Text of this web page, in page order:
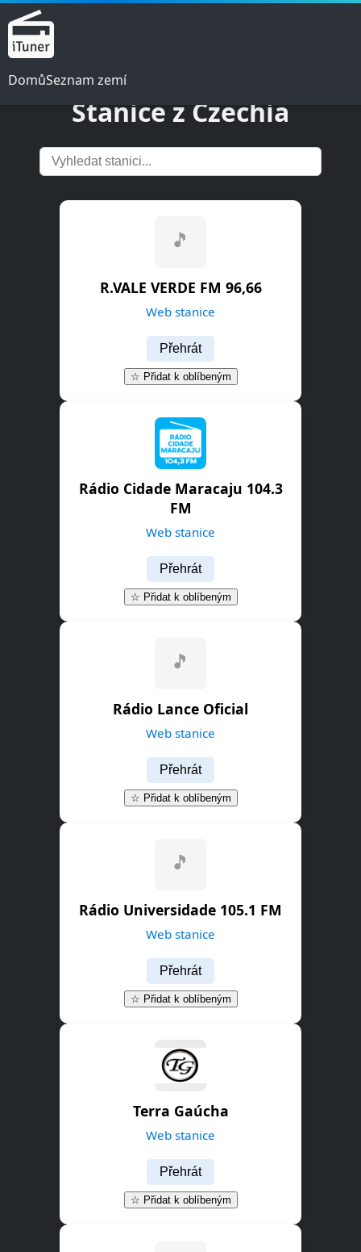
DomůSeznam zemí
Stanice z Czechia
R.VALE VERDE FM 96,66
Web stanice
Přehrát
☆ Přidat k oblíbeným
Rádio Cidade Maracaju 104.3
FM
Web stanice
Přehrát
☆ Přidat k oblíbeným
Rádio Lance Oficial
Web stanice
Přehrát
☆ Přidat k oblíbeným
Rádio Universidade 105.1 FM
Web stanice
Přehrát
☆ Přidat k oblíbeným
Terra Gaúcha
Web stanice
Přehrát
☆ Přidat k oblíbeným